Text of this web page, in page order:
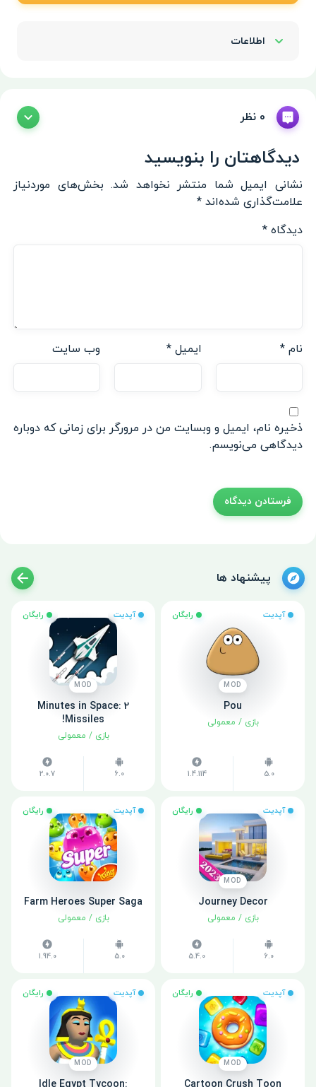
اطلاعات
0 نظر
دیدگاهتان را بنویسید
نشانی ایمیل شما منتشر نخواهد شد. بخش‌های موردنیاز
علامت‌گذاری شده‌اند *
دیدگاه *
نام * ایمیل* وب‌ سایت
ذخیره نام، ایمیل و وبسایت من در مرورگر برای زمانی که دوباره
دیدگاهی می‌نویسم.
پیشنهاد ها
آپدیت رایگان
MOD
Pou
بازی / معمولی
5.0
1.4.114
آپدیت رایگان
MOD
2 Minutes in Space:
Missiles!
بازی / معمولی
6.0
2.0.7
آپدیت رایگان
MOD
Journey Decor
بازی / معمولی
6.0
5.4.0
آپدیت رایگان
Farm Heroes Super Saga
بازی / معمولی
5.0
1.94.0
آپدیت رایگان
MOD
آپدیت رایگان
MOD